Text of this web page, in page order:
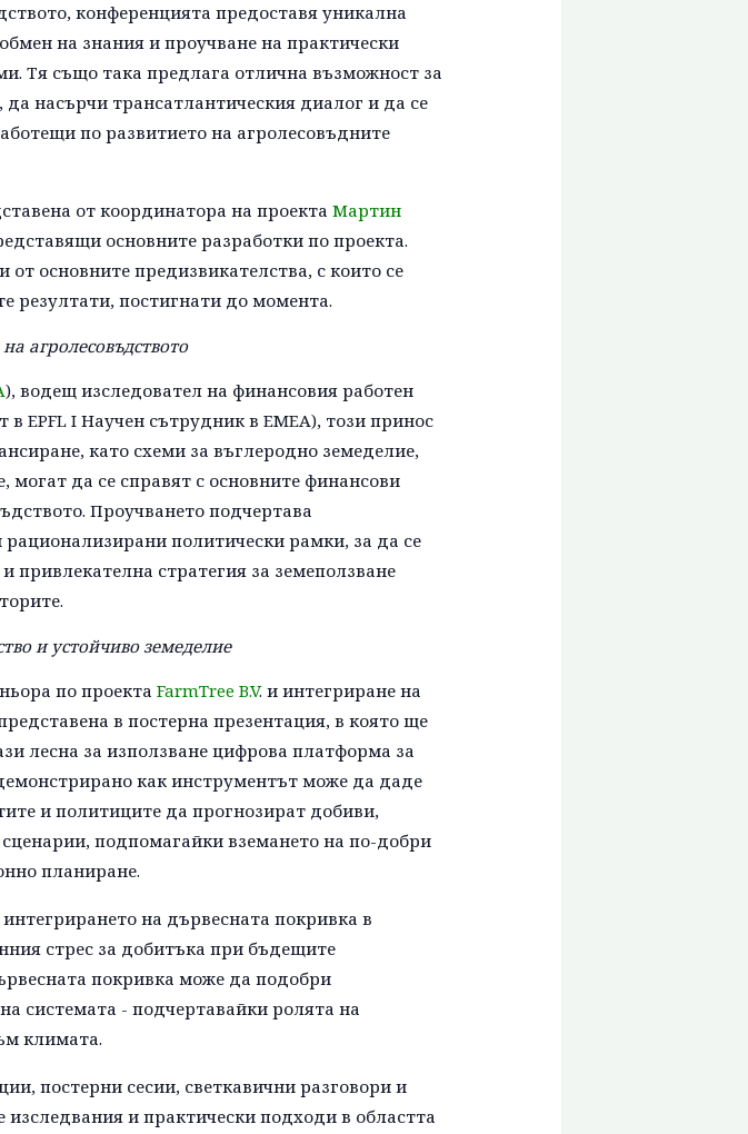
конференцията предоставя уникална
на знания и проучване на практически
Тя също така предлага отлична възможност за
насърчи трансатлантическия диалог и да се
по развитието на агролесовъдните
от координатора на проекта Мартин
основните разработки по проекта.
основните предизвикателства, с които се
резултати, постигнати до момента.
агролесовъдството
), водещ изследовател на финансовия работен
EPFL I Научен сътрудник в EMEA), този принос
като схеми за въглеродно земеделие,
да се справят с основните финансови
Проучването подчертава
политически рамки, за да се
привлекателна стратегия за земеползване
и устойчиво земеделие
по проекта FarmTree B.V. и интегриране на
в постерна презентация, в която ще
лесна за използване цифрова платформа за
как инструментът може да даде
и политиците да прогнозират добиви,
подпомагайки вземането на по-добри
планиране.
на дървесната покривка в
стрес за добитъка при бъдещите
покривка може да подобри
системата - подчертавайки ролята на
климата.
постерни сесии, светкавични разговори и
и практически подходи в областта